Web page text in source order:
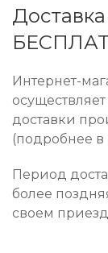
Интернет-
доставки
(подробнее в
Период
более
своем